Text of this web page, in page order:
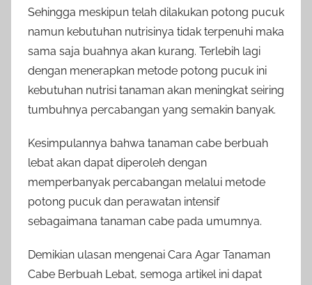
Sehingga meskipun telah dilakukan potong pucuk
namun kebutuhan nutrisinya tidak terpenuhi maka
sama saja buahnya akan kurang. Terlebih lagi
dengan menerapkan metode potong pucuk ini
kebutuhan nutrisi tanaman akan meningkat seiring
tumbuhnya percabangan yang semakin banyak.
Kesimpulannya bahwa tanaman cabe berbuah
lebat akan dapat diperoleh dengan
memperbanyak percabangan melalui metode
potong pucuk dan perawatan intensif
sebagaimana tanaman cabe pada umumnya.
Demikian ulasan mengenai Cara Agar Tanaman
Cabe Berbuah Lebat, semoga artikel ini dapat